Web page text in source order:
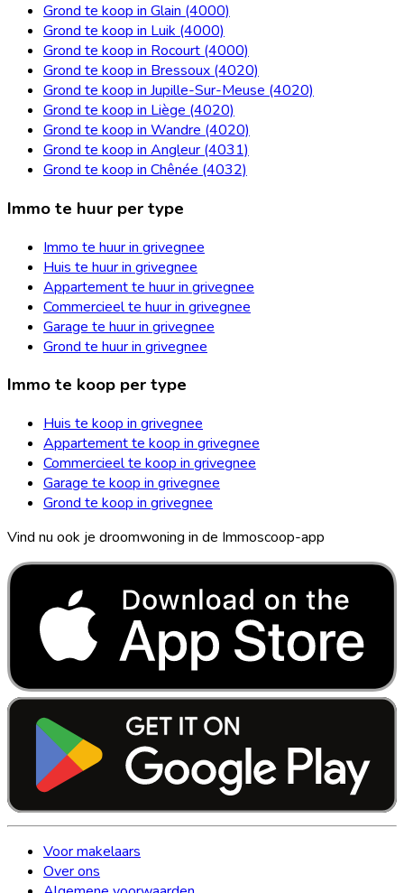
Grond te koop in Glain (4000)
Grond te koop in Luik (4000)
Grond te koop in Rocourt (4000)
Grond te koop in Bressoux (4020)
Grond te koop in Jupille-Sur-Meuse (4020)
Grond te koop in Liège (4020)
Grond te koop in Wandre (4020)
Grond te koop in Angleur (4031)
Grond te koop in Chênée (4032)
Immo te huur per type
Immo te huur in grivegnee
Huis te huur in grivegnee
Appartement te huur in grivegnee
Commercieel te huur in grivegnee
Garage te huur in grivegnee
Grond te huur in grivegnee
Immo te koop per type
Huis te koop in grivegnee
Appartement te koop in grivegnee
Commercieel te koop in grivegnee
Garage te koop in grivegnee
Grond te koop in grivegnee
Vind nu ook je droomwoning in de Immoscoop-app
Voor makelaars
Over ons